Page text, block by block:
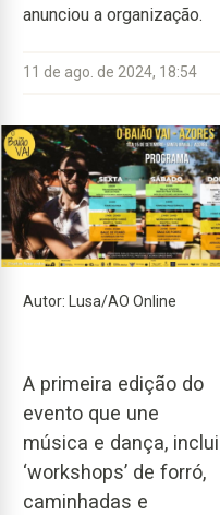
anunciou a organização.
11 de ago. de 2024, 18:54
Autor: Lusa/AO Online
A primeira edição do
evento que une
música e dança, inclui
‘workshops’ de forró,
caminhadas e